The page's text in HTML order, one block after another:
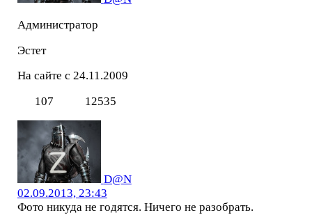
Администратор
Эстет
На сайте с 24.11.2009
107
12535
D@N
02.09.2013, 23:43
Фото никуда не годятся. Ничего не разобрать.